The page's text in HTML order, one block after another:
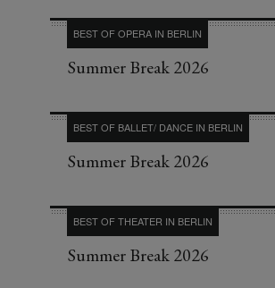
BEST OF OPERA IN BERLIN
Summer Break 2026
BEST OF BALLET/ DANCE IN BERLIN
Summer Break 2026
BEST OF THEATER IN BERLIN
Summer Break 2026